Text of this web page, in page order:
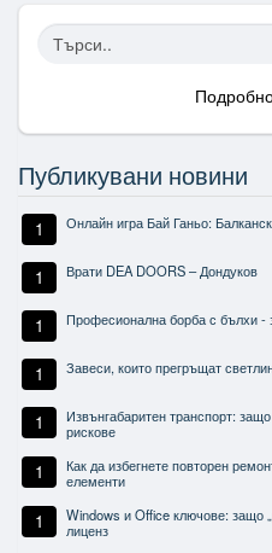
Публикувани новини
1 Онлайн игра Бай Ганьо:
1 Врати DEA DOORS – Дондуков
1 Професионална борба с бълхи -
1 Завеси, които прегръщат
1
Извънгабаритен транспорт:
рискове
1
Как да избегнете повторен
елементи
1
Windows и Office ключове: защо
лиценз